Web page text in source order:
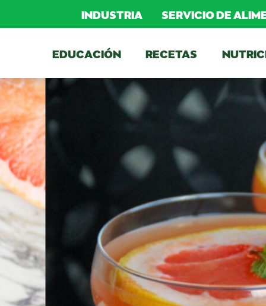
INDUSTRIA SERVICIO DE
EDUCACIÓN RECETAS